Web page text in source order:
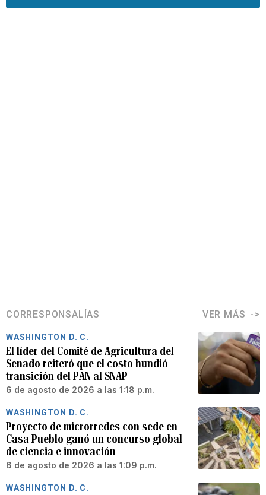
CORRESPONSALÍAS VER MÁS
WASHINGTON D. C.
El líder del Comité de Agricultura del
Senado reiteró que el costo hundió
transición del PAN al SNAP
6 de agosto de 2026 a las 1:18 p.m.
WASHINGTON D. C.
Proyecto de microrredes con sede en
Casa Pueblo ganó un concurso global
de ciencia e innovación
6 de agosto de 2026 a las 1:09 p.m.
WASHINGTON D. C.